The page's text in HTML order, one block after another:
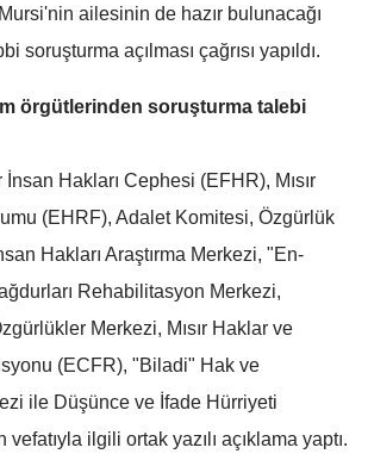
Kahramanmaraş
Mardin
Nevşehir
Niğde
Rize
Sakarya
ailesinin de hazır bulunacağı
soruşturma açılması çağrısı yapıldı.
örgütlerinden soruşturma talebi
İnsan Hakları Cephesi (EFHR), Mısır
(EHRF), Adalet Komitesi, Özgürlük
Hakları Araştırma Merkezi, "En-
Rehabilitasyon Merkezi,
Merkezi, Mısır Haklar ve
(ECFR), "Biladi" Hak ve
ile Düşünce ve İfade Hürriyeti
ilgili ortak yazılı açıklama yaptı.